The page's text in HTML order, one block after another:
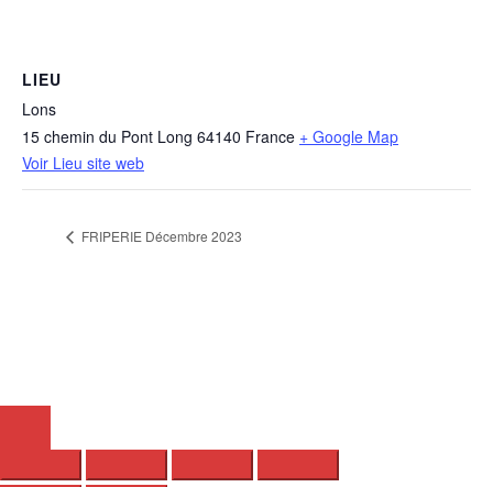
LIEU
Lons
15 chemin du Pont Long 64140 France + Google Map
Voir Lieu site web
FRIPERIE Décembre 2023